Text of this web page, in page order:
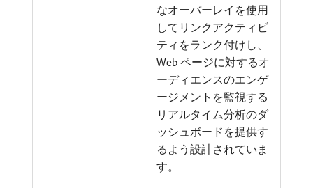
なオーバーレイを使用
してリンクアクティビ
ティをランク付けし、
Web ページに対するオ
ーディエンスのエンゲ
ージメントを監視する
リアルタイム分析のダ
ッシュボードを提供す
るよう設計されていま
す。